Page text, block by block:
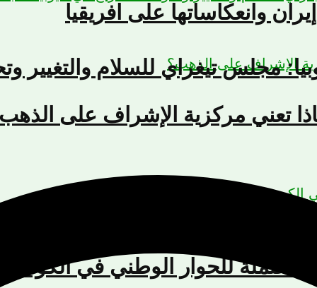
وانعكاساتها على افريقيا
تعني مركزية الإشراف على
مجلس تيغراي للسلام والتغيير
للحوار الوطني في الكونغو